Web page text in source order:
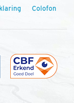
Colofon